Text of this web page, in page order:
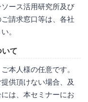
ース活用研究所及び
請求窓口等は、各社
。
て
本人様の任意です。
供頂けない場合、及
は、本セミナーにお